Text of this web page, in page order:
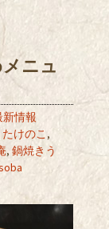
ニュ
情報
たけのこ ,
, 鍋焼きう